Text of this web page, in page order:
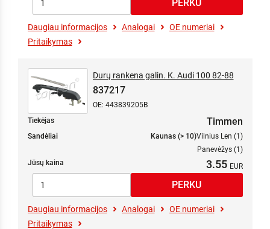
Daugiau informacijos Analogai
OE numeriai
Pritaikymas
Durų rankena galin. K. Audi 100 82-88
837217
OE: 443839205B
Tiekėjas
Timmen
Sandėliai Kaunas (> 10)Vilnius Len (1)
Panevėžys (1)
Jūsų kaina
3.55
Daugiau informacijos Analogai
OE numeriai
Pritaikymas